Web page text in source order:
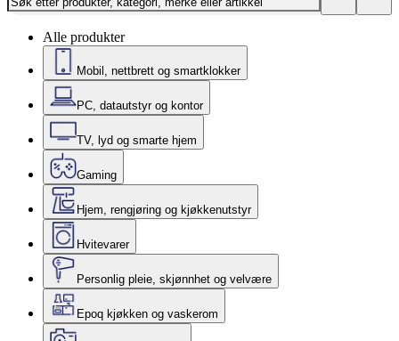
Alle produkter
Mobil, nettbrett og smartklokker
PC, datautstyr og kontor
TV, lyd og smarte hjem
Gaming
Hjem, rengjøring og kjøkkenutstyr
Hvitevarer
Personlig pleie, skjønnhet og velvære
Epoq kjøkken og vaskerom